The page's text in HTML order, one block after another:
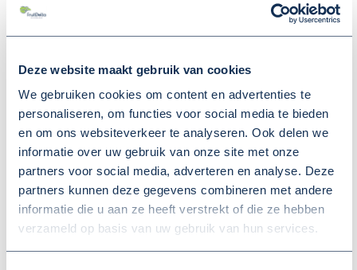
Deze website maakt gebruik van cookies
We gebruiken cookies om content en advertenties te
personaliseren, om functies voor social media te bieden
en om ons websiteverkeer te analyseren. Ook delen we
informatie over uw gebruik van onze site met onze
partners voor social media, adverteren en analyse. Deze
partners kunnen deze gegevens combineren met andere
informatie die u aan ze heeft verstrekt of die ze hebben
verzameld op basis van uw gebruik van hun services.